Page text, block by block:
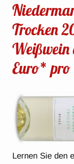
Trocken
Euro* pro
Lernen Sie den